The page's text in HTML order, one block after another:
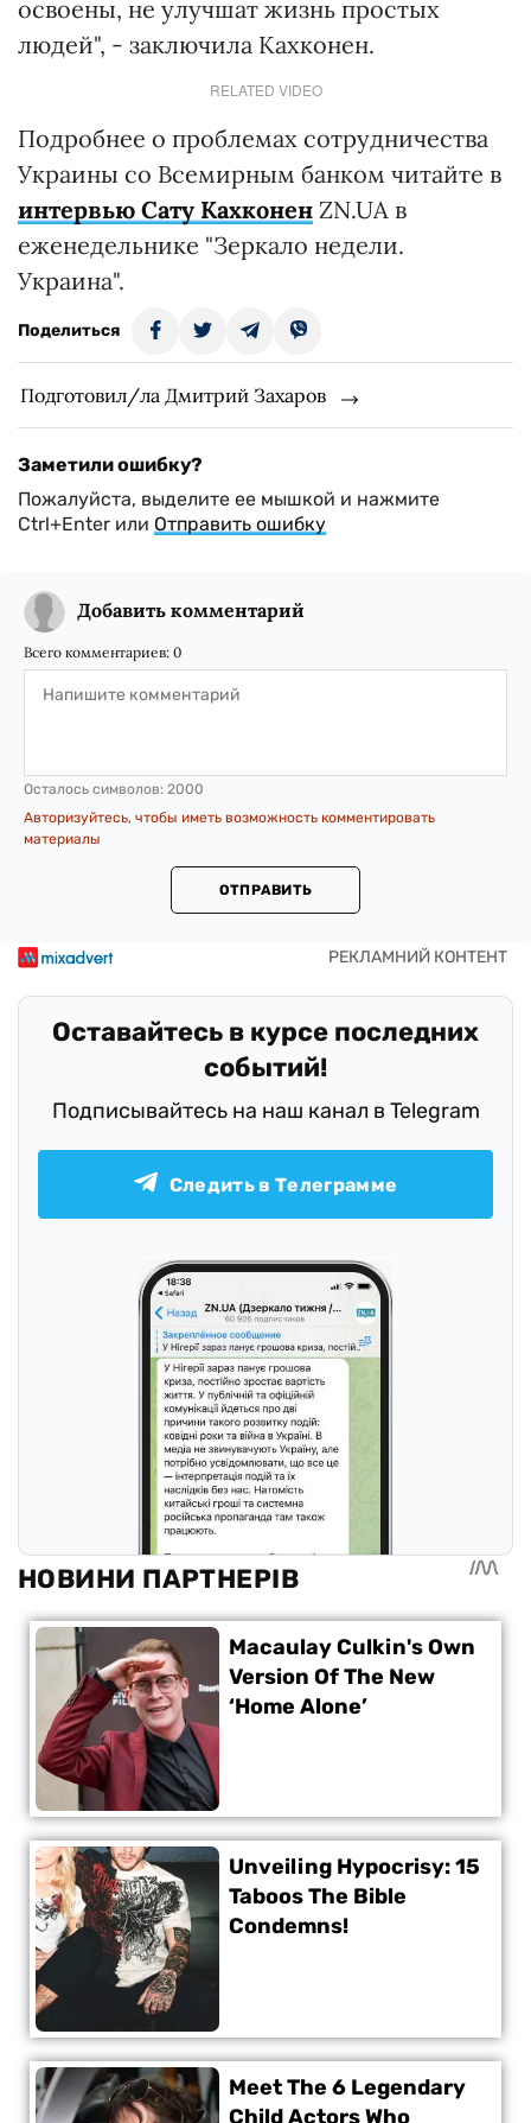
освоены, не улучшат жизнь простых
людей", - заключила Кахконен.
RELATED VIDEO
Подробнее о проблемах сотрудничества
Украины со Всемирным банком читайте в
интервью Сату Кахконен ZN.UA в
еженедельнике "Зеркало недели.
Украина".
Поделиться
Подготовил/ла Дмитрий Захаров
Заметили ошибку?
Пожалуйста, выделите ее мышкой и нажмите
Ctrl+Enter или Отправить ошибку
Добавить комментарий
Всего комментариев: 0
Осталось символов: 2000
Авторизуйтесь, чтобы иметь возможность комментировать
материалы
ОТПРАВИТЬ
Оставайтесь в курсе последних
событий!
Подписывайтесь на наш канал в Telegram
Следить в Телеграмме